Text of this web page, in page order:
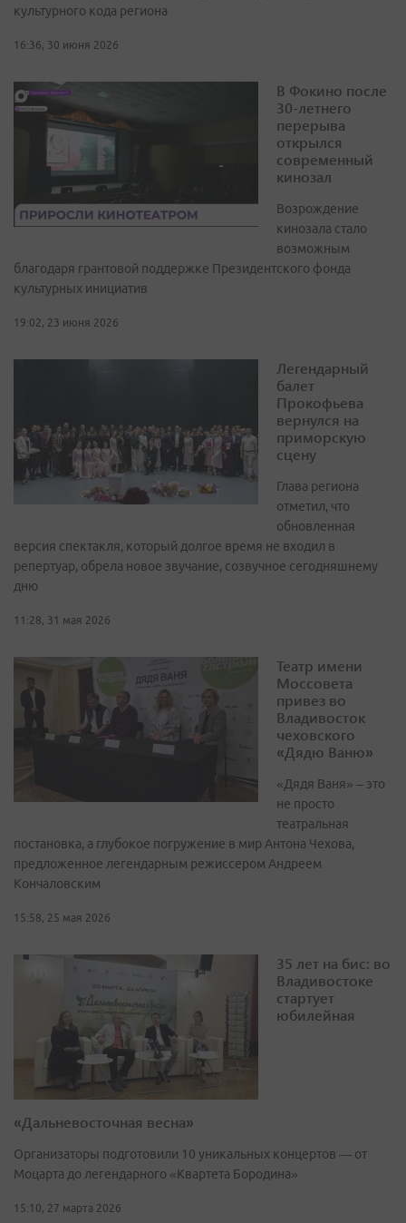
культурного кода региона
16:36, 30 июня 2026
В Фокино после
30-летнего
перерыва
открылся
современный
кинозал
Возрождение
кинозала стало
возможным
благодаря грантовой поддержке Президентского фонда
культурных инициатив
19:02, 23 июня 2026
Легендарный
балет
Прокофьева
вернулся на
приморскую
сцену
Глава региона
отметил, что
обновленная
версия спектакля, который долгое время не входил в
репертуар, обрела новое звучание, созвучное сегодняшнему
дню
11:28, 31 мая 2026
Театр имени
Моссовета
привез во
Владивосток
чеховского
«Дядю Ваню»
«Дядя Ваня» – это
не просто
театральная
постановка, а глубокое погружение в мир Антона Чехова,
предложенное легендарным режиссером Андреем
Кончаловским
15:58, 25 мая 2026
35 лет на бис: во
Владивостоке
стартует
юбилейная
«Дальневосточная весна»
Организаторы подготовили 10 уникальных концертов — от
Моцарта до легендарного «Квартета Бородина»
15:10, 27 марта 2026